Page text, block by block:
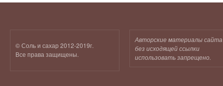
© Соль и сахар 2012-2019г.
Все права защищены.
Авторские материалы сайта
без исходящей ссылки
использовать запрещено.